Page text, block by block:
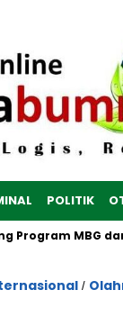
POLITIK
MBG dan
/